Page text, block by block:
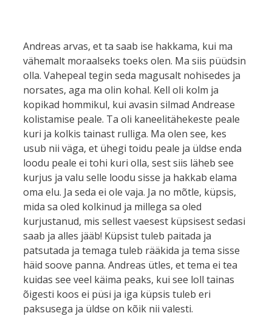
Andreas arvas, et ta saab ise hakkama, kui ma
vähemalt moraalseks toeks olen. Ma siis püüdsin
olla. Vahepeal tegin seda magusalt nohisedes ja
norsates, aga ma olin kohal. Kell oli kolm ja
kopikad hommikul, kui avasin silmad Andrease
kolistamise peale. Ta oli kaneelitähekeste peale
kuri ja kolkis tainast rulliga. Ma olen see, kes
usub nii väga, et ühegi toidu peale ja üldse enda
loodu peale ei tohi kuri olla, sest siis läheb see
kurjus ja valu selle loodu sisse ja hakkab elama
oma elu. Ja seda ei ole vaja. Ja no mõtle, küpsis,
mida sa oled kolkinud ja millega sa oled
kurjustanud, mis sellest vaesest küpsisest sedasi
saab ja alles jääb! Küpsist tuleb paitada ja
patsutada ja temaga tuleb rääkida ja tema sisse
häid soove panna. Andreas ütles, et tema ei tea
kuidas see veel käima peaks, kui see loll tainas
õigesti koos ei püsi ja iga küpsis tuleb eri
paksusega ja üldse on kõik nii valesti.